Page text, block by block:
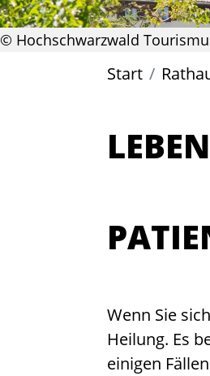
© Hochschwarzwald
Start
Wenn Sie
Heilung. Es
einigen